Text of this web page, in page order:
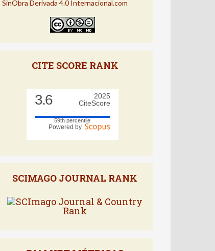
OPEN ACCESS
La Revista de Psicología Educativa está
distribuida bajo unalicencia de Creative
CITE SCORE RANK
3.6